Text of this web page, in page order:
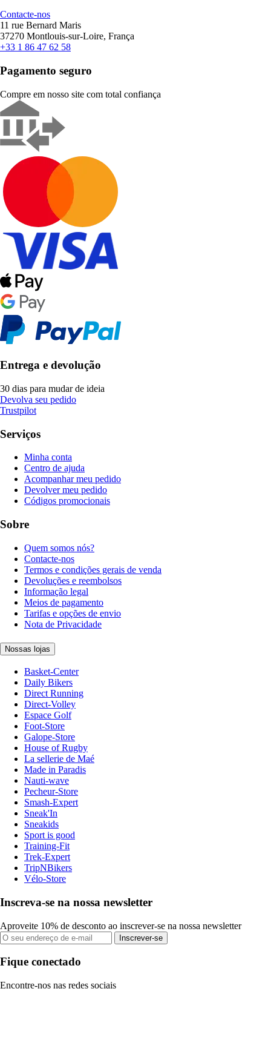
Contacte-nos
11 rue Bernard Maris
37270 Montlouis-sur-Loire, França
+33 1 86 47 62 58
Pagamento seguro
Compre em nosso site com total confiança
Entrega e devolução
30 dias para mudar de ideia
Devolva seu pedido
Trustpilot
Serviços
Minha conta
Centro de ajuda
Acompanhar meu pedido
Devolver meu pedido
Códigos promocionais
Sobre
Quem somos nós?
Contacte-nos
Termos e condições gerais de venda
Devoluções e reembolsos
Informação legal
Meios de pagamento
Tarifas e opções de envio
Nota de Privacidade
Nossas lojas
Basket-Center
Daily Bikers
Direct Running
Direct-Volley
Espace Golf
Foot-Store
Galope-Store
House of Rugby
La sellerie de Maé
Made in Paradis
Nauti-wave
Pecheur-Store
Smash-Expert
Sneak'In
Sneakids
Sport is good
Training-Fit
Trek-Expert
TripNBikers
Vélo-Store
Inscreva-se na nossa newsletter
Aproveite 10% de desconto ao inscrever-se na nossa newsletter
Inscrever-se
Fique conectado
Encontre-nos nas redes sociais